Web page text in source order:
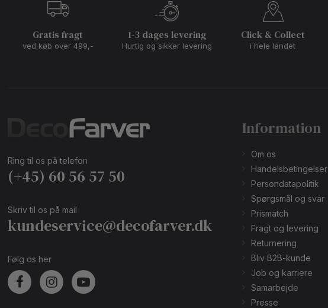
Gratis fragt
ved køb over 499,-
1-3 dages levering
Hurtig og sikker levering
Click & Collect
i hele landet
Ring til os på telefon
(+45) 60 56 57 50
Skriv til os på mail
kundeservice@decofarver.dk
Følg os her
Information
Om os
Handelsbetingelser
Persondatapolitik
Spørgsmål og svar
Prismatch
Fragt og levering
Returnering
Bliv B2B-kunde
Job og karriere
Samarbejde
Presse